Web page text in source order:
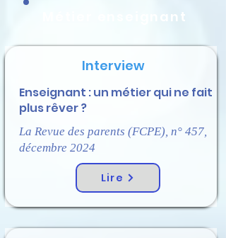
Métier enseignant
Interview
Enseignant : un métier qui ne fait
plus rêver ?
La Revue des parents (FCPE), n° 457,
décembre 2024
Lire